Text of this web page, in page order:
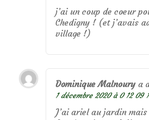
j’ai un coup de coeur
Chedigny ! (et j’avais
village !)
Dominique Malnoury a
1 décembre 2020 à 0 12 09
J’ai ariel au jardin